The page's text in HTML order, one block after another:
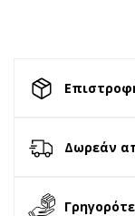
Δωρεάν